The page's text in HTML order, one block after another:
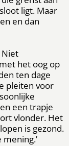
ligt. Maar
en dan
Niet
het oog op
ten dage
pleiten voor
een trapje
vlonder. Het
is gezond.